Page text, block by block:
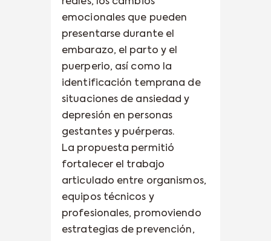
reales, los cambios
emocionales que pueden
presentarse durante el
embarazo, el parto y el
puerperio, así como la
identificación temprana de
situaciones de ansiedad y
depresión en personas
gestantes y puérperas.
La propuesta permitió
fortalecer el trabajo
articulado entre organismos,
equipos técnicos y
profesionales, promoviendo
estrategias de prevención,